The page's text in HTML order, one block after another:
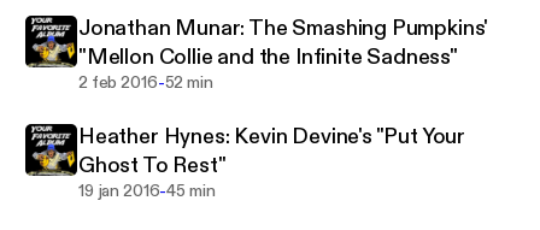
Jonathan Munar: The Smashing Pumpkins'
"Mellon Collie and the Infinite Sadness"
2 feb 2016-52 min
Heather Hynes: Kevin Devine's "Put Your
Ghost To Rest"
19 jan 2016-45 min